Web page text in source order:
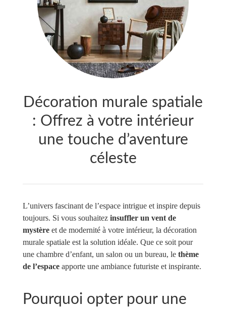
Décoration murale spatiale
: Offrez à votre intérieur
une touche d’aventure
céleste
L’univers fascinant de l’espace intrigue et inspire depuis
toujours. Si vous souhaitezinsuffler un vent de
mystèreet de modernité à votre intérieur, la décoration
murale spatiale est la solution idéale. Que ce soit pour
une chambre d’enfant, un salon ou un bureau, le thème
de l’espaceapporte une ambiance futuriste et inspirante.
Pourquoi opter pour une